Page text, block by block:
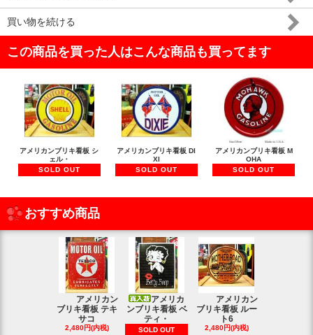
買い物を続ける
この商品を買った人はこんな商品も買ってます
アメリカンブリキ看板 シ
ェル・
SOLD OUT
アメリカンブリキ看板 DI
XI
SOLD OUT
アメリカンブリキ看板 M
OHA
SOLD OUT
おすすめ商品
アメリカン
ブリキ看板 テキ
サコ
2,480円(内税)
アメリカ
ンブリキ看板 ベ
ティ・
SOLD OUT
アメリカン
ブリキ看板 ルー
ト6
2,480円(内税)